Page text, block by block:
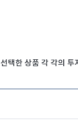
선택한 상품 각 각의 투